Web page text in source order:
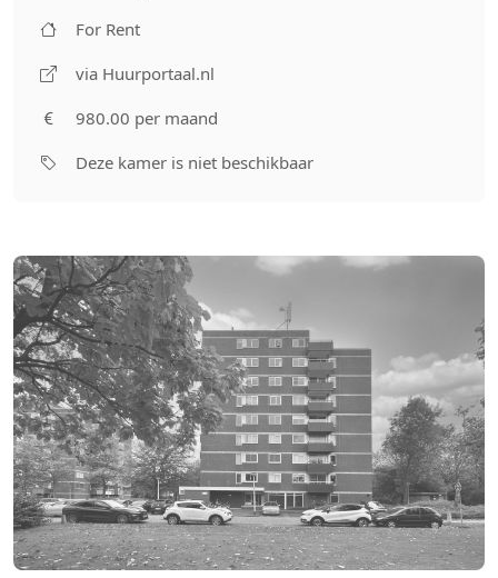
For Rent
via Huurportaal.nl
980.00 per maand
Deze kamer is niet beschikbaar